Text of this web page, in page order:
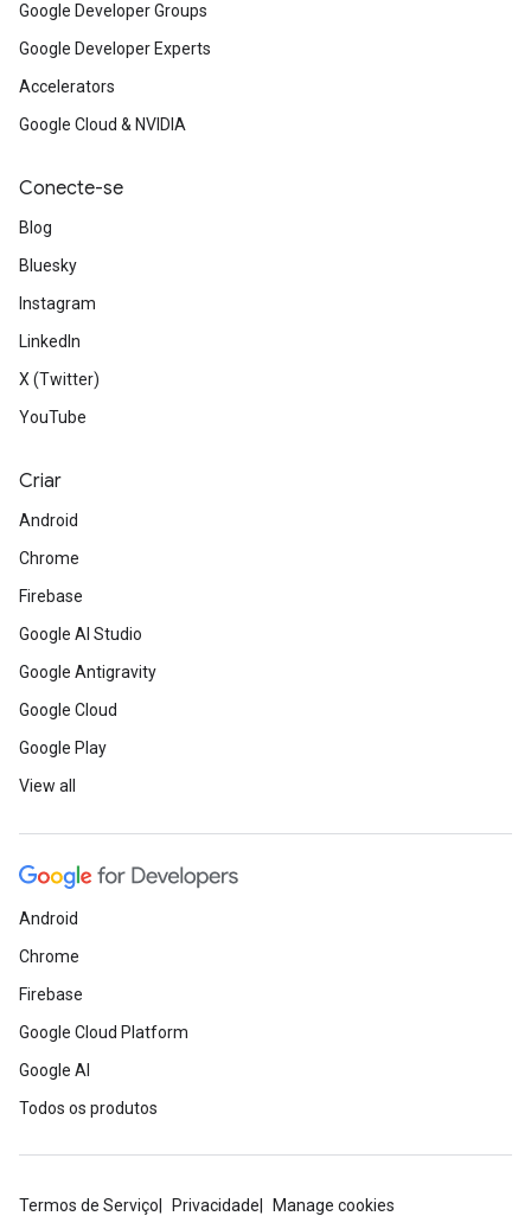
Google Developer Groups
Google Developer Experts
Accelerators
Google Cloud & NVIDIA
Conecte-se
Blog
Bluesky
Instagram
LinkedIn
X (Twitter)
YouTube
Criar
Android
Chrome
Firebase
Google AI Studio
Google Antigravity
Google Cloud
Google Play
View all
Android
Chrome
Firebase
Google Cloud Platform
Google AI
Todos os produtos
Termos de Serviço Privacidade Manage cookies